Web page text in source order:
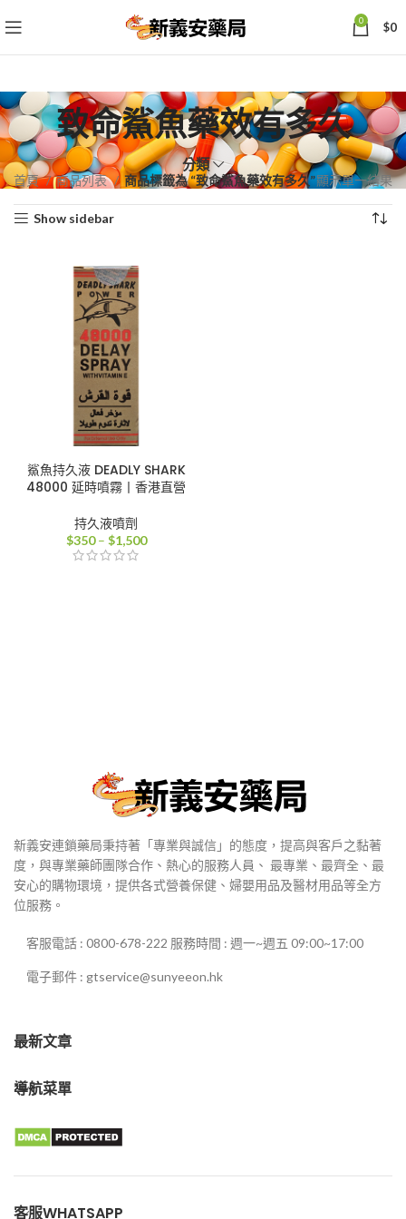
0 $0
致命鯊魚藥效有多久
分類
首頁 商品列表 商品標籤為 “致命鯊魚藥效有多久”顯示單一結果
Show sidebar
鯊魚持久液 DEADLY SHARK
48000 延時噴霧丨香港直營
持久液噴劑
$350 – $1,500價
新義安連鎖藥局秉持著「專業與誠信」的態度，提高與客戶之黏著
度，與專業藥師團隊合作、熱心的服務人員、 最專業、最齊全、最
安心的購物環境，提供各式營養保健、婦嬰用品及醫材用品等全方
位服務。
客服電話 : 0800-678-222 服務時間 : 週一~週五 09:00~17:00
電子郵件 : gtservice@sunyeeon.hk
最新文章
導航菜單
客服WHATSAPP